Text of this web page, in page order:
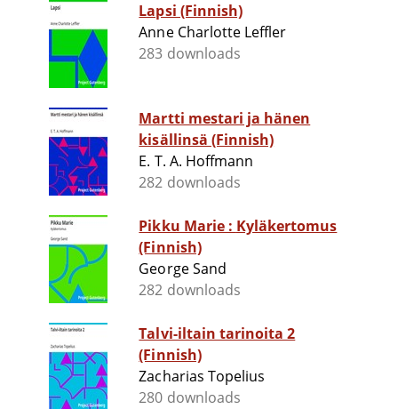
Lapsi (Finnish)
Anne Charlotte Leffler
283 downloads
Martti mestari ja hänen
kisällinsä (Finnish)
E. T. A. Hoffmann
282 downloads
Pikku Marie : Kyläkertomus
(Finnish)
George Sand
282 downloads
Talvi-iltain tarinoita 2
(Finnish)
Zacharias Topelius
280 downloads